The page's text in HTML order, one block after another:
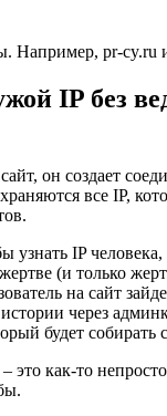
Например, pr-cy.ru
IP без
он создает
все IP,
узнать IP
(и только
на сайт
через
будет собирать
это как-то